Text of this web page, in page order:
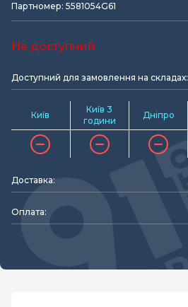
Партномер: 5581054G61
Не доступний
Доступний для замовлення на складах:
Київ
Київ 3
години
Дніпро
Доставка:
Оплата: